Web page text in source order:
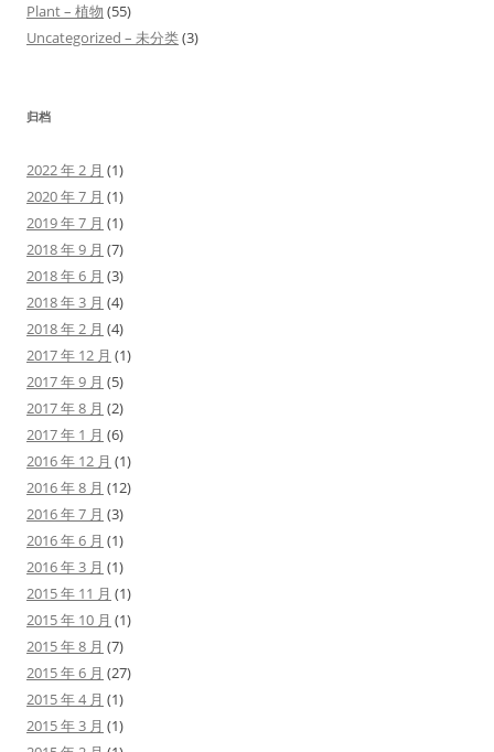
Plant – 植物 (55)
Uncategorized – 未分类(3)
归档
2022 年 2 月 (1)
2020 年 7 月 (1)
2019 年 7 月 (1)
2018 年 9 月 (7)
2018 年 6 月 (3)
2018 年 3 月 (4)
2018 年 2 月 (4)
2017 年 12 月 (1)
2017 年 9 月 (5)
2017 年 8 月 (2)
2017 年 1 月 (6)
2016 年 12 月 (1)
2016 年 8 月 (12)
2016 年 7 月 (3)
2016 年 6 月 (1)
2016 年 3 月 (1)
2015 年 11 月 (1)
2015 年 10 月 (1)
2015 年 8 月 (7)
2015 年 6 月 (27)
2015 年 4 月 (1)
2015 年 3 月 (1)